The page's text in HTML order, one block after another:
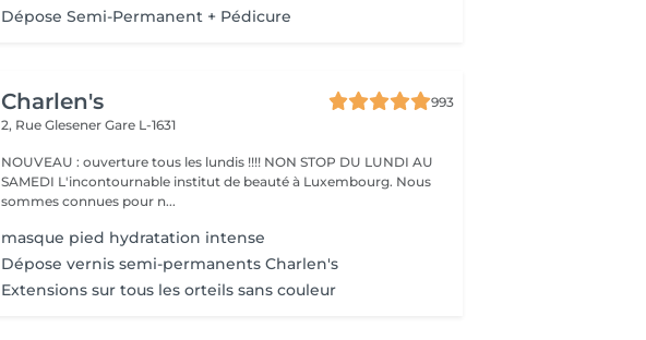
Dépose Semi-Permanent + Pédicure
Charlen's
993
2, Rue GlesenerGare L-1631
NOUVEAU : ouverture tous les lundis !!!! NON STOP DU LUNDI AU
SAMEDI L'incontournable institut de beauté à Luxembourg. Nous
sommes connues pour n...
masque pied hydratation intense
Dépose vernis semi-permanents Charlen's
Extensions sur tous les orteils sans couleur